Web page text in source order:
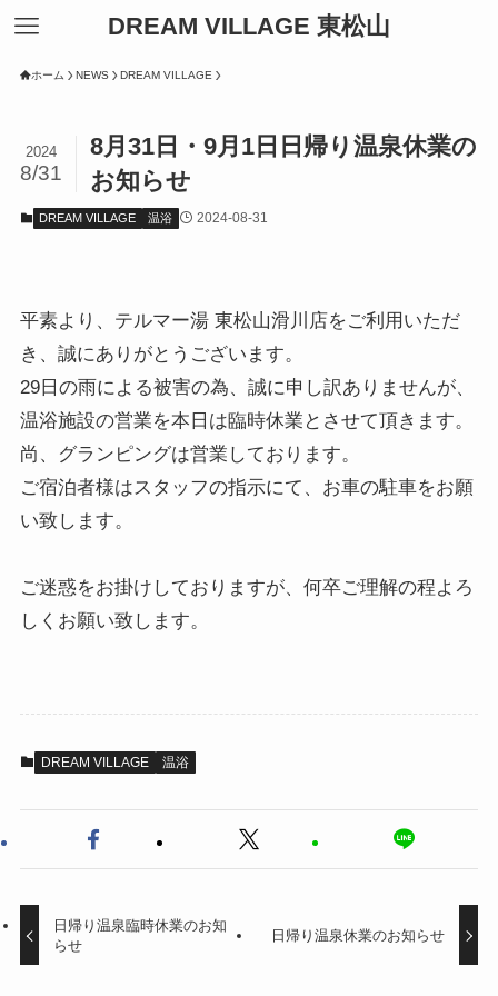
DREAM VILLAGE 東松山
ホーム NEWS DREAM VILLAGE
8月31日・9月1日日帰り温泉休業の
お知らせ
2024
8/31
DREAM VILLAGE 温浴 2024-08-31
平素より、テルマー湯 東松山滑川店をご利用いただ
き、誠にありがとうございます。
29日の雨による被害の為、誠に申し訳ありませんが、
温浴施設の営業を本日は臨時休業とさせて頂きます。
尚、グランピングは営業しております。
ご宿泊者様はスタッフの指示にて、お車の駐車をお願
い致します。
ご迷惑をお掛けしておりますが、何卒ご理解の程よろ
しくお願い致します。
DREAM VILLAGE 温浴
日帰り温泉臨時休業のお知
らせ
日帰り温泉休業のお知らせ